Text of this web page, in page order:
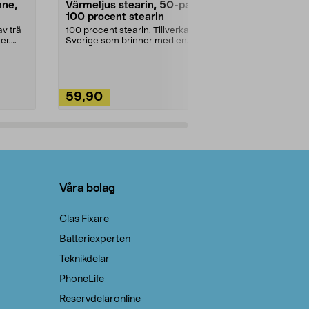
trä
Värmeljus stearin, 50-pack,
100 procent stearin
100 procent stearin. Tillverkade i
Sverige som brinner med en
59,90
Våra bolag
Clas Fixare
Batteriexperten
Teknikdelar
PhoneLife
Reservdelaronline